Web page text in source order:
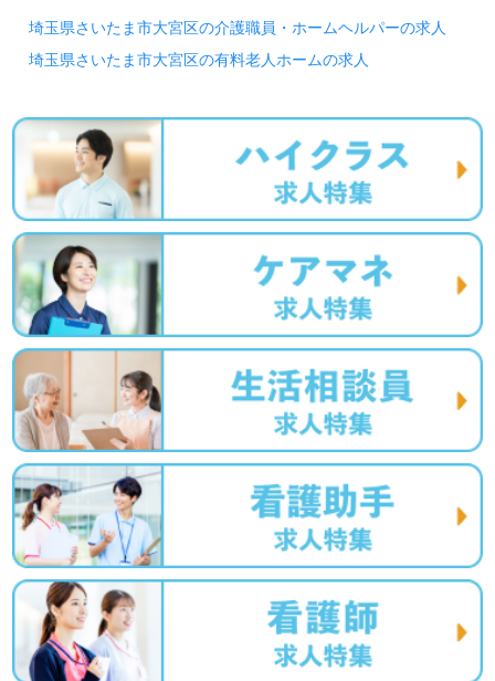
＜応募資格＞ ◆ホームヘルパー1級 ◆ホームヘルパー2級 ◆介護職員基礎研
修 ◆介護職員初任者研修 ◆介護職員実務者研修 ＜備考＞ ※夜勤手当4.5回
分として計算。また、その他手当含む。 ※個人のスキル・能力・経験により
護福祉士資格手当：15,500円/月 ・ケアマネージャー資格手当：5,000円/月
・保育手当：10,000円/月（お子様1人につき） ・残業手当 ・年末年始手当
賞与あり 昇給あり
埼玉県さいたま市大宮区の介護職員・ホームヘルパーの求人
埼玉県さいたま市大宮区の有料老人ホームの求人